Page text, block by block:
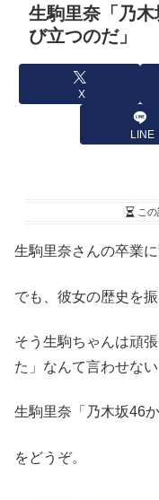
生駒里奈「乃
び立つのだ」
X
LINE
こ
生駒里奈さんの卒業
でも、彼女の歴史を
そう生駒ちゃんは頑
た」なんて言わせない
生駒里奈「乃木坂46
をどうぞ。